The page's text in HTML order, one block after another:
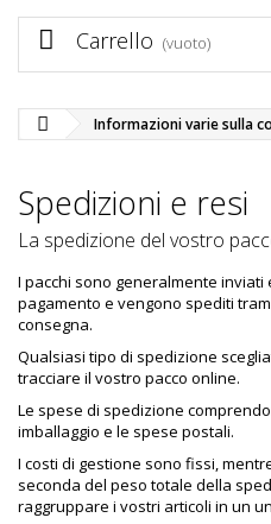
Carrello (vuoto)
Informazioni varie sulla
Spedizioni e resi
La spedizione del vostro
I pacchi sono generalmente
pagamento e vengono spediti
consegna.
Qualsiasi tipo di spedizione
tracciare il vostro pacco online.
Le spese di spedizione
imballaggio e le spese postali.
I costi di gestione sono fissi,
seconda del peso totale della
raggruppare i vostri articoli in un